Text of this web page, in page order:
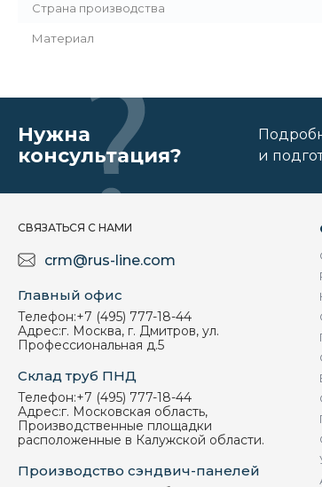
Страна производства
Материал
Нужна
консультация?
и
СВЯЗАТЬСЯ С НАМИ
crm@rus-line.com
Главный офис
Телефон:+7 (495) 777-18-44
Адрес:г. Москва, г. Дмитров, ул.
Профессиональная д.5
Склад труб ПНД
Телефон:+7 (495) 777-18-44
Адрес:г. Московская область,
Производственные площадки
расположенные в Калужской области.
Производство сэндвич-панелей